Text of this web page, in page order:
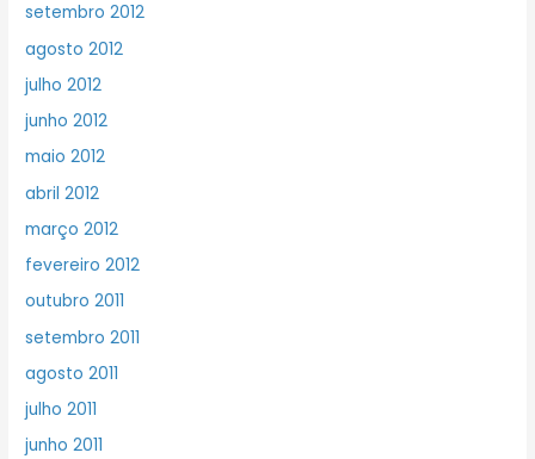
setembro 2012
agosto 2012
julho 2012
junho 2012
maio 2012
abril 2012
março 2012
fevereiro 2012
outubro 2011
setembro 2011
agosto 2011
julho 2011
junho 2011